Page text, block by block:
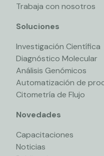
Trabaja con nosotros
Soluciones
Investigación Científica
Diagnóstico Molecular
Análisis Genómicos
Automatización de
Citometría de Flujo
Novedades
Capacitaciones
Noticias